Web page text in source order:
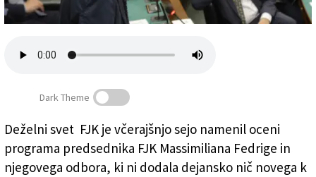
Založnik
Gabrovec se zgleduje po Južnih Tirolcih
Dark Theme
Deželni svet FJK je včerajšnjo sejo namenil oceni
programa predsednika FJK Massimiliana Fedrige in
njegovega odbora, ki ni dodala dejansko nič novega k